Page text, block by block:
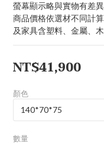
螢幕顯示略與實物有差
商品價格依選材不同計
及家具含塑料、金屬、木
NT$41,900
顏色
數量